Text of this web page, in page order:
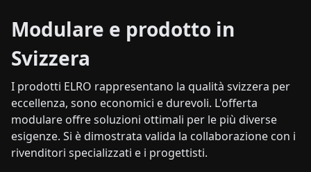
Modulare e prodotto in
Svizzera
I prodotti ELRO rappresentano la qualità svizzera per
eccellenza, sono economici e durevoli. L'offerta
modulare offre soluzioni ottimali per le più diverse
esigenze. Si è dimostrata valida la collaborazione con i
rivenditori specializzati e i progettisti.